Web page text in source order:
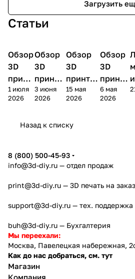
Загрузить
Статьи
3D
принтеры
Обзор
3D
принт
ера
Bamb
1 июля
2026
3D
принтеры
Обзор
3D
принте
ра
Anycubi
4
3 июня
2026
3D
принтеры
Обзор
3D
принтер
а
FlashFo
Creator
15 мая
2026
3D
Обзор
3D
принте
ра
Bambu
6 мая
2026
Назад к списку
8 (800) 500-45-93
info@3d-diy.ru — отдел продаж
print@3d-diy.ru — 3D печать на заказ
support@3d-diy.ru — тех. поддержка
buh@3d-diy.ru — Бухгалтерия
Мы переехали:
Москва, Павелецкая набережная,
Как до нас добраться, см. тут
Магазин
Компания